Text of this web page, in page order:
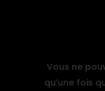
Vous ne
qu’une fois